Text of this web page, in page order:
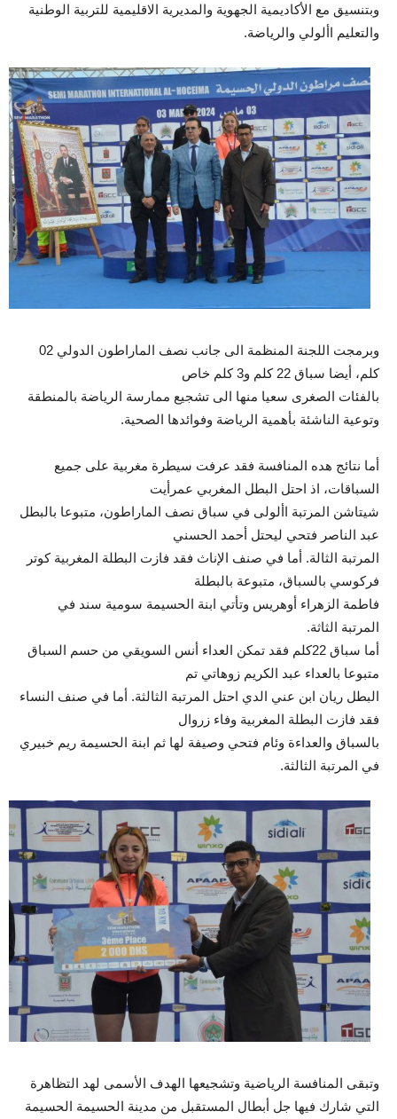
وبتنسيق مع الأكاديمية الجهوية والمديرية الاقليمية للتربية الوطنية
والتعليم األولي والرياضة.
وبرمجت اللجنة المنظمة الى جانب نصف الماراطون الدولي 02
كلم، أيضا سباق 22 كلم و3 كلم خاص
بالفئات الصغرى سعيا منها الى تشجيع ممارسة الرياضة بالمنطقة
وتوعية الناشئة بأهمية الرياضة وفوائدها الصحية.
أما نتائج هده المنافسة فقد عرفت سيطرة مغربية على جميع
السباقات، اذ احتل البطل المغربي عمرأيت
شيتاشن المرتبة األولى في سباق نصف الماراطون، متبوعا بالبطل
عبد الناصر فتحي ليحتل أحمد الحسني
المرتبة الثالة. أما في صنف الإناث فقد فازت البطلة المغربية كوتر
فركوسي بالسباق، متبوعة بالبطلة
فاطمة الزهراء أوهريس وتأتي ابنة الحسيمة سومية سند في
المرتبة الثاثة.
أما سباق 22كلم فقد تمكن العداء أنس السويقي من حسم السباق
متبوعا بالعداء عبد الكريم زوهاتي تم
البطل ريان ابن عني الدي احتل المرتبة الثالثة. أما في صنف النساء
فقد فازت البطلة المغربية وفاء زروال
بالسباق والعداءة وئام فتحي وصيفة لها ثم ابنة الحسيمة ريم خبيري
في المرتبة الثالثة.
وتبقى المنافسة الرياضية وتشجيعها الهدف الأسمى لهد التظاهرة
التي شارك فيها جل أبطال المستقبل من مدينة الحسيمة الحسيمة